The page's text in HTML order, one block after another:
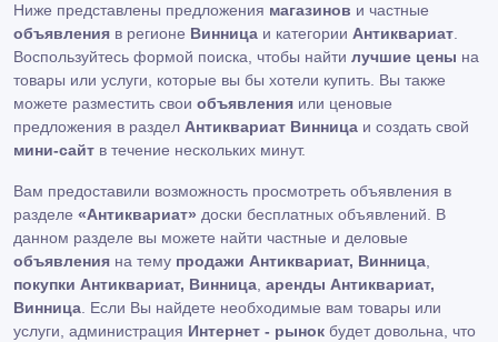
Ниже представлены предложения магазинов и частные
объявления в регионе Винница и категории Антиквариат.
Воспользуйтесь формой поиска, чтобы найти лучшие цены на
товары или услуги, которые вы бы хотели купить. Вы также
можете разместить свои объявления или ценовые
предложения в раздел Антиквариат Винница и создать свой
мини-сайт в течение нескольких минут.
Вам предоставили возможность просмотреть объявления в
разделе «Антиквариат» доски бесплатных объявлений. В
данном разделе вы можете найти частные и деловые
объявления на тему продажи Антиквариат, Винница,
покупки Антиквариат, Винница, аренды Антиквариат,
Винница. Если Вы найдете необходимые вам товары или
услуги, администрация Интернет - рынок будет довольна, что